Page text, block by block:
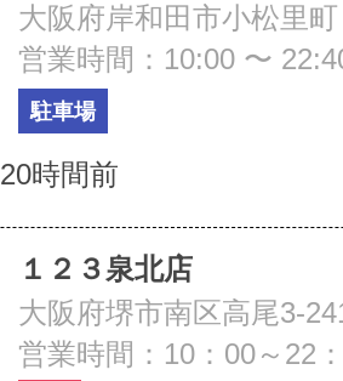
大阪府岸和田市小松里
営業時間：10:00 〜
駐車場
20時間前
１２３泉北店
大阪府堺市南区高尾3-
営業時間：10：00～22